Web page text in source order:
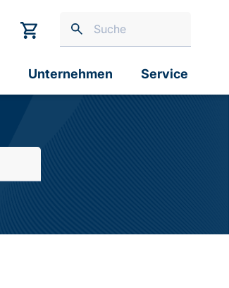
Unternehmen Service